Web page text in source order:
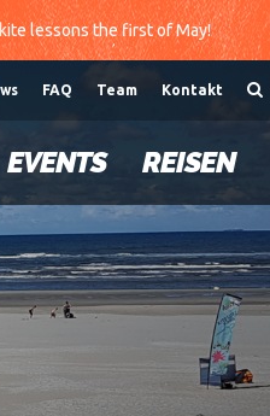
lessons the first of May!
FAQ Team Kontakt
EVENTS REISEN